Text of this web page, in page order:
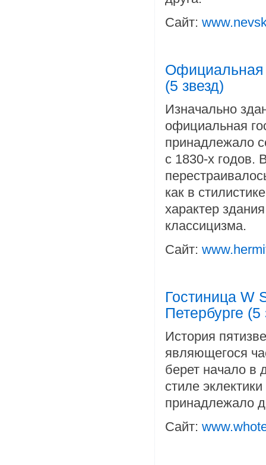
Сайт:
Официальная
(5 звезд)
Изначально
официальная
принадлежало
с 1830-х годов.
как в
характер
классицизма.
Сайт:
Гостиница W
Петербурге (5
История
являющегося
берет начало в
стиле
принадлежало
Сайт: